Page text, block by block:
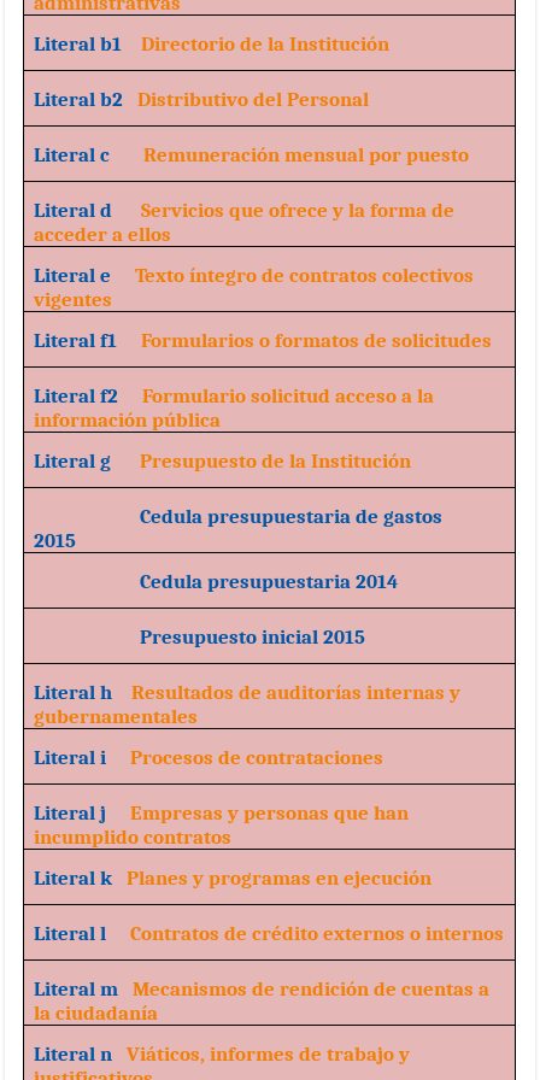
Literal b1 Directorio de la Institución
Literal b2Distributivo del Personal
Literal cRemuneración mensual por puesto
Literal d Servicios que ofrece y la forma de
acceder a ellos
Literal e Texto íntegro de contratos colectivos
vigentes
Literal f1 Formularios o formatos de solicitudes
Literal f2Formulario solicitud acceso a la
información pública
Literal g Presupuesto de la Institución
Cedula presupuestaria de gastos
2015
Cedula presupuestaria 2014
Presupuesto inicial 2015
Literal h Resultados de auditorías internas y
gubernamentales
Literal i Procesos de contrataciones
Literal j Empresas y personas que han
incumplido contratos
Literal kPlanes y programas en ejecución
Literal l Contratos de crédito externos o internos
Literal m Mecanismos de rendición de cuentas a
la ciudadanía
Literal n Viáticos, informes de trabajo y